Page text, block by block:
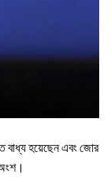
বাধ্য হয়েছেন এবং জোর